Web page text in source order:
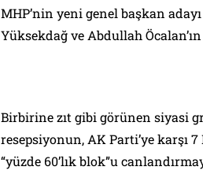
MHP’nin yeni genel başkan
Yüksekdağ ve Abdullah
Birbirine zıt gibi görünen siyasi
resepsiyonun, AK Parti’ye karşı
“yüzde 60’lık blok”u